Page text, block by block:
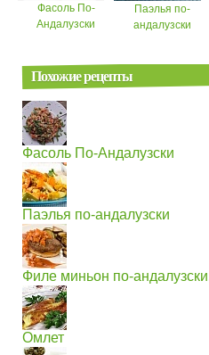
Фасоль По-
Андалузски
Паэлья по-
андалузски
Похожие рецепты
Фасоль По-Андалузски
Паэлья по-андалузски
Филе миньон по-
Омлет